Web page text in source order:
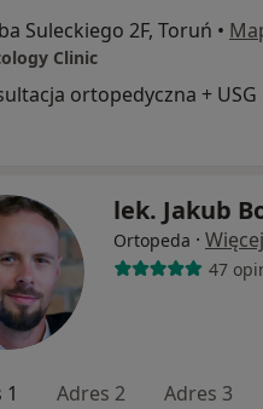
Suleckiego 2F, Toruń •
Clinic
ortopedyczna + USG
lek. Jakub
Ortopeda · Więcej
47
Adres 2 Adres 3